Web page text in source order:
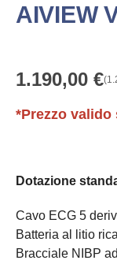
AIVIEW
1.190,00 €(
*Prezzo
Dotazione
Cavo ECG 5
Batteria al litio
Bracciale NIBP